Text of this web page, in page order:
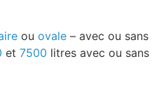
ou ovale – avec ou sans
et 7500 litres avec ou sans